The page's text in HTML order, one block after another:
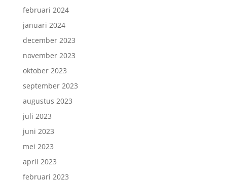
februari 2024
januari 2024
december 2023
november 2023
oktober 2023
september 2023
augustus 2023
juli 2023
juni 2023
mei 2023
april 2023
februari 2023